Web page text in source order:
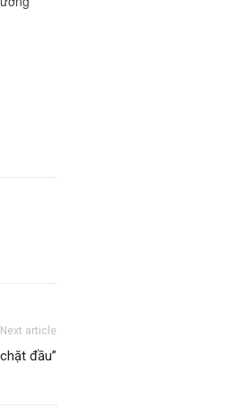
Next article
đầu”